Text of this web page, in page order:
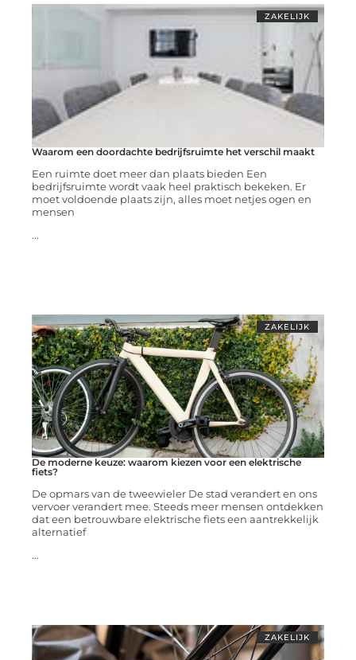
ZAKELIJK
Waarom een doordachte bedrijfsruimte het verschil maakt
Een ruimte doet meer dan plaats bieden Een
bedrijfsruimte wordt vaak heel praktisch bekeken. Er
moet voldoende plaats zijn, alles moet netjes ogen en
mensen
...
ZAKELIJK
De moderne keuze: waarom kiezen voor een elektrische
fiets?
De opmars van de tweewieler De stad verandert en ons
vervoer verandert mee. Steeds meer mensen ontdekken
dat een betrouwbare elektrische fiets een aantrekkelijk
alternatief
...
ZAKELIJK